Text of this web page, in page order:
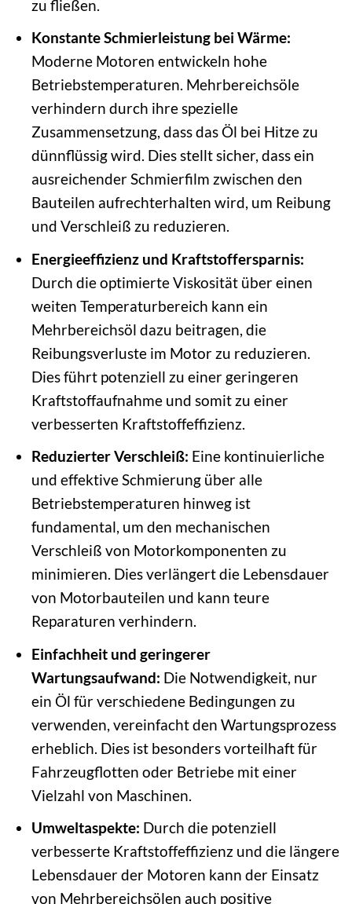
zu fließen.
Konstante Schmierleistung bei Wärme:
Moderne Motoren entwickeln hohe
Betriebstemperaturen. Mehrbereichsöle
verhindern durch ihre spezielle
Zusammensetzung, dass das Öl bei Hitze zu
dünnflüssig wird. Dies stellt sicher, dass ein
ausreichender Schmierfilm zwischen den
Bauteilen aufrechterhalten wird, um Reibung
und Verschleiß zu reduzieren.
Energieeffizienz und Kraftstoffersparnis:
Durch die optimierte Viskosität über einen
weiten Temperaturbereich kann ein
Mehrbereichsöl dazu beitragen, die
Reibungsverluste im Motor zu reduzieren.
Dies führt potenziell zu einer geringeren
Kraftstoffaufnahme und somit zu einer
verbesserten Kraftstoffeffizienz.
Reduzierter Verschleiß: Eine kontinuierliche
und effektive Schmierung über alle
Betriebstemperaturen hinweg ist
fundamental, um den mechanischen
Verschleiß von Motorkomponenten zu
minimieren. Dies verlängert die Lebensdauer
von Motorbauteilen und kann teure
Reparaturen verhindern.
Einfachheit und geringerer
Wartungsaufwand: Die Notwendigkeit, nur
ein Öl für verschiedene Bedingungen zu
verwenden, vereinfacht den Wartungsprozess
erheblich. Dies ist besonders vorteilhaft für
Fahrzeugflotten oder Betriebe mit einer
Vielzahl von Maschinen.
Umweltaspekte: Durch die potenziell
verbesserte Kraftstoffeffizienz und die längere
Lebensdauer der Motoren kann der Einsatz
von Mehrbereichsölen auch positive